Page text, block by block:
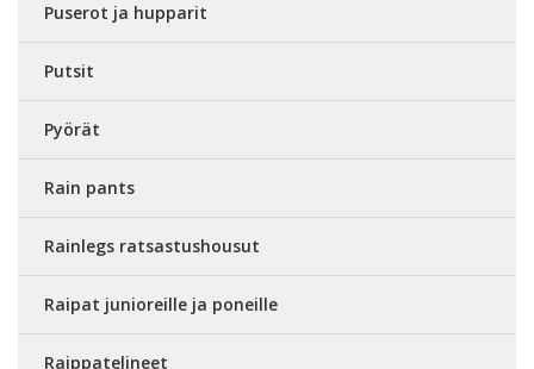
Puserot ja hupparit
Putsit
Pyörät
Rain pants
Rainlegs ratsastushousut
Raipat junioreille ja poneille
Raippatelineet